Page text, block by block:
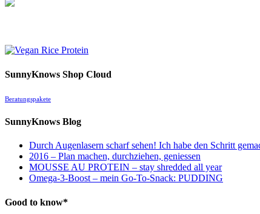
SunnyKnows Shop Cloud
Beratungspakete
SunnyKnows Blog
Durch Augenlasern scharf sehen! Ich habe den Schritt
2016 – Plan machen, durchziehen, geniessen
MOUSSE AU PROTEIN – stay shredded all year
Omega-3-Boost – mein Go-To-Snack: PUDDING
Good to know*